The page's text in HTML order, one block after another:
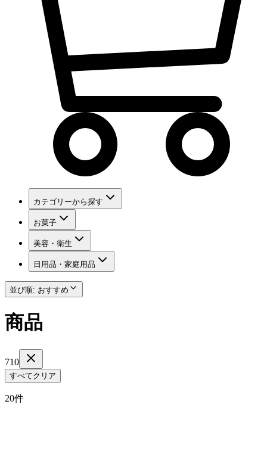
カテゴリーから探す
お菓子
美容・衛生
日用品・家庭用品
並び順: おすすめ
商品
710
すべてクリア
20件